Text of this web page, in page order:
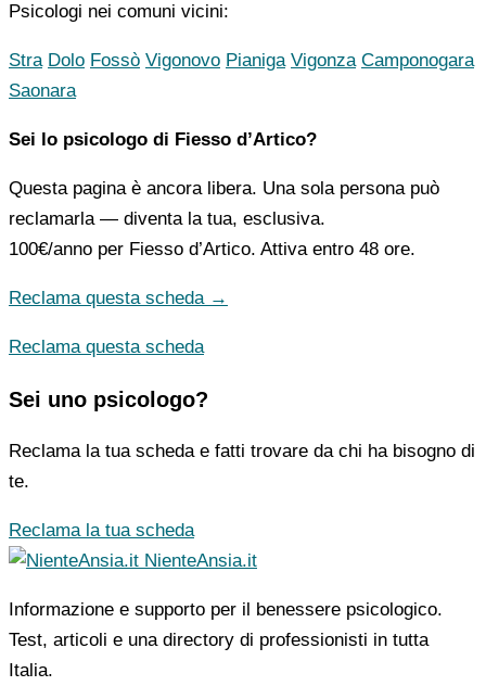
Psicologi nei comuni vicini:
Stra Dolo Fossò Vigonovo Pianiga Vigonza Camponogara
Saonara
Sei lo psicologo di Fiesso d’Artico?
Questa pagina è ancora libera. Una sola persona può
reclamarla — diventa la tua, esclusiva.
100€/anno per Fiesso d’Artico. Attiva entro 48 ore.
Reclama questa scheda →
Reclama questa scheda
Sei uno psicologo?
Reclama la tua scheda e fatti trovare da chi ha bisogno di
te.
Reclama la tua scheda
NienteAnsia.it
Informazione e supporto per il benessere psicologico.
Test, articoli e una directory di professionisti in tutta
Italia.